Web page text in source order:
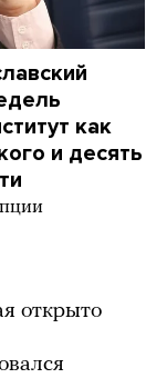
как
и десять
открыто